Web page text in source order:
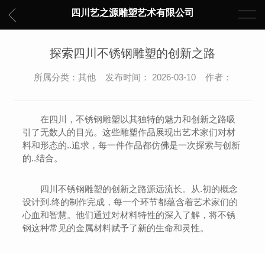
四川艺之源雕塑艺术有限公司
探索四川不锈钢雕塑的创新之路
所属分类：其他 发布时间： 2026-03-10 作者：
在四川，不锈钢雕塑以其独特的魅力和创新之路吸
引了无数人的目光。这些雕塑作品展现出艺术家们对材
料和形态的..追求，每一件作品都仿佛是一次探索与创新
的..结合。
四川不锈钢雕塑的创新之路源远流长。从.初的概念
设计到.终的制作完成，每一个环节都蕴含着艺术家们的
心血和智慧。他们通过对材料特性的深入了解，将不锈
钢这种常见的金属材料赋予了新的生命和灵性。